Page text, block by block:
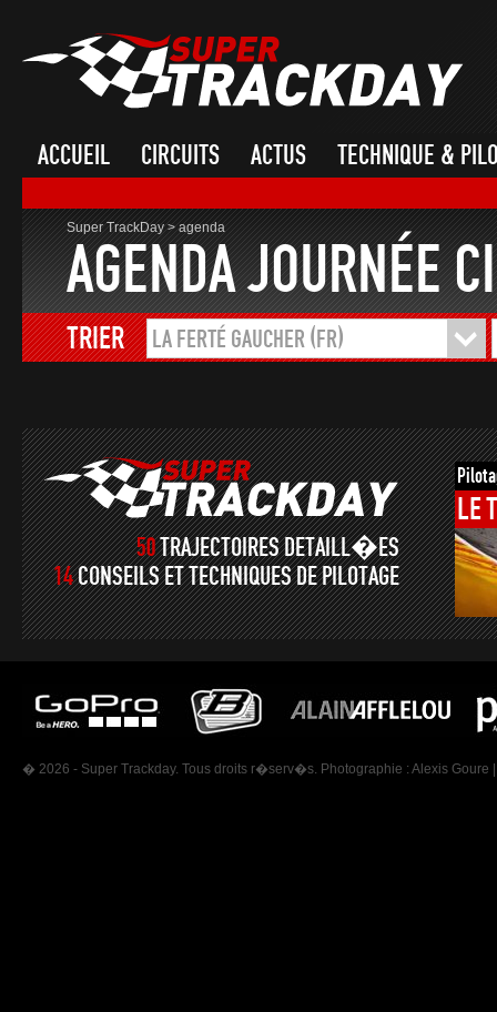
ACCUEIL CIRCUITS ACTUS TECHNIQUE &
Super TrackDay>agenda
AGENDA JOURNÉE
TRIER LA FERTÉ GAUCHER (FR)
50TRAJECTOIRES DETAILL�ES
14CONSEILS ET TECHNIQUES DE PILOTAGE
LE
� 2026 - Super Trackday. Tous droits r�serv�s. Photographie : Alexis Goure